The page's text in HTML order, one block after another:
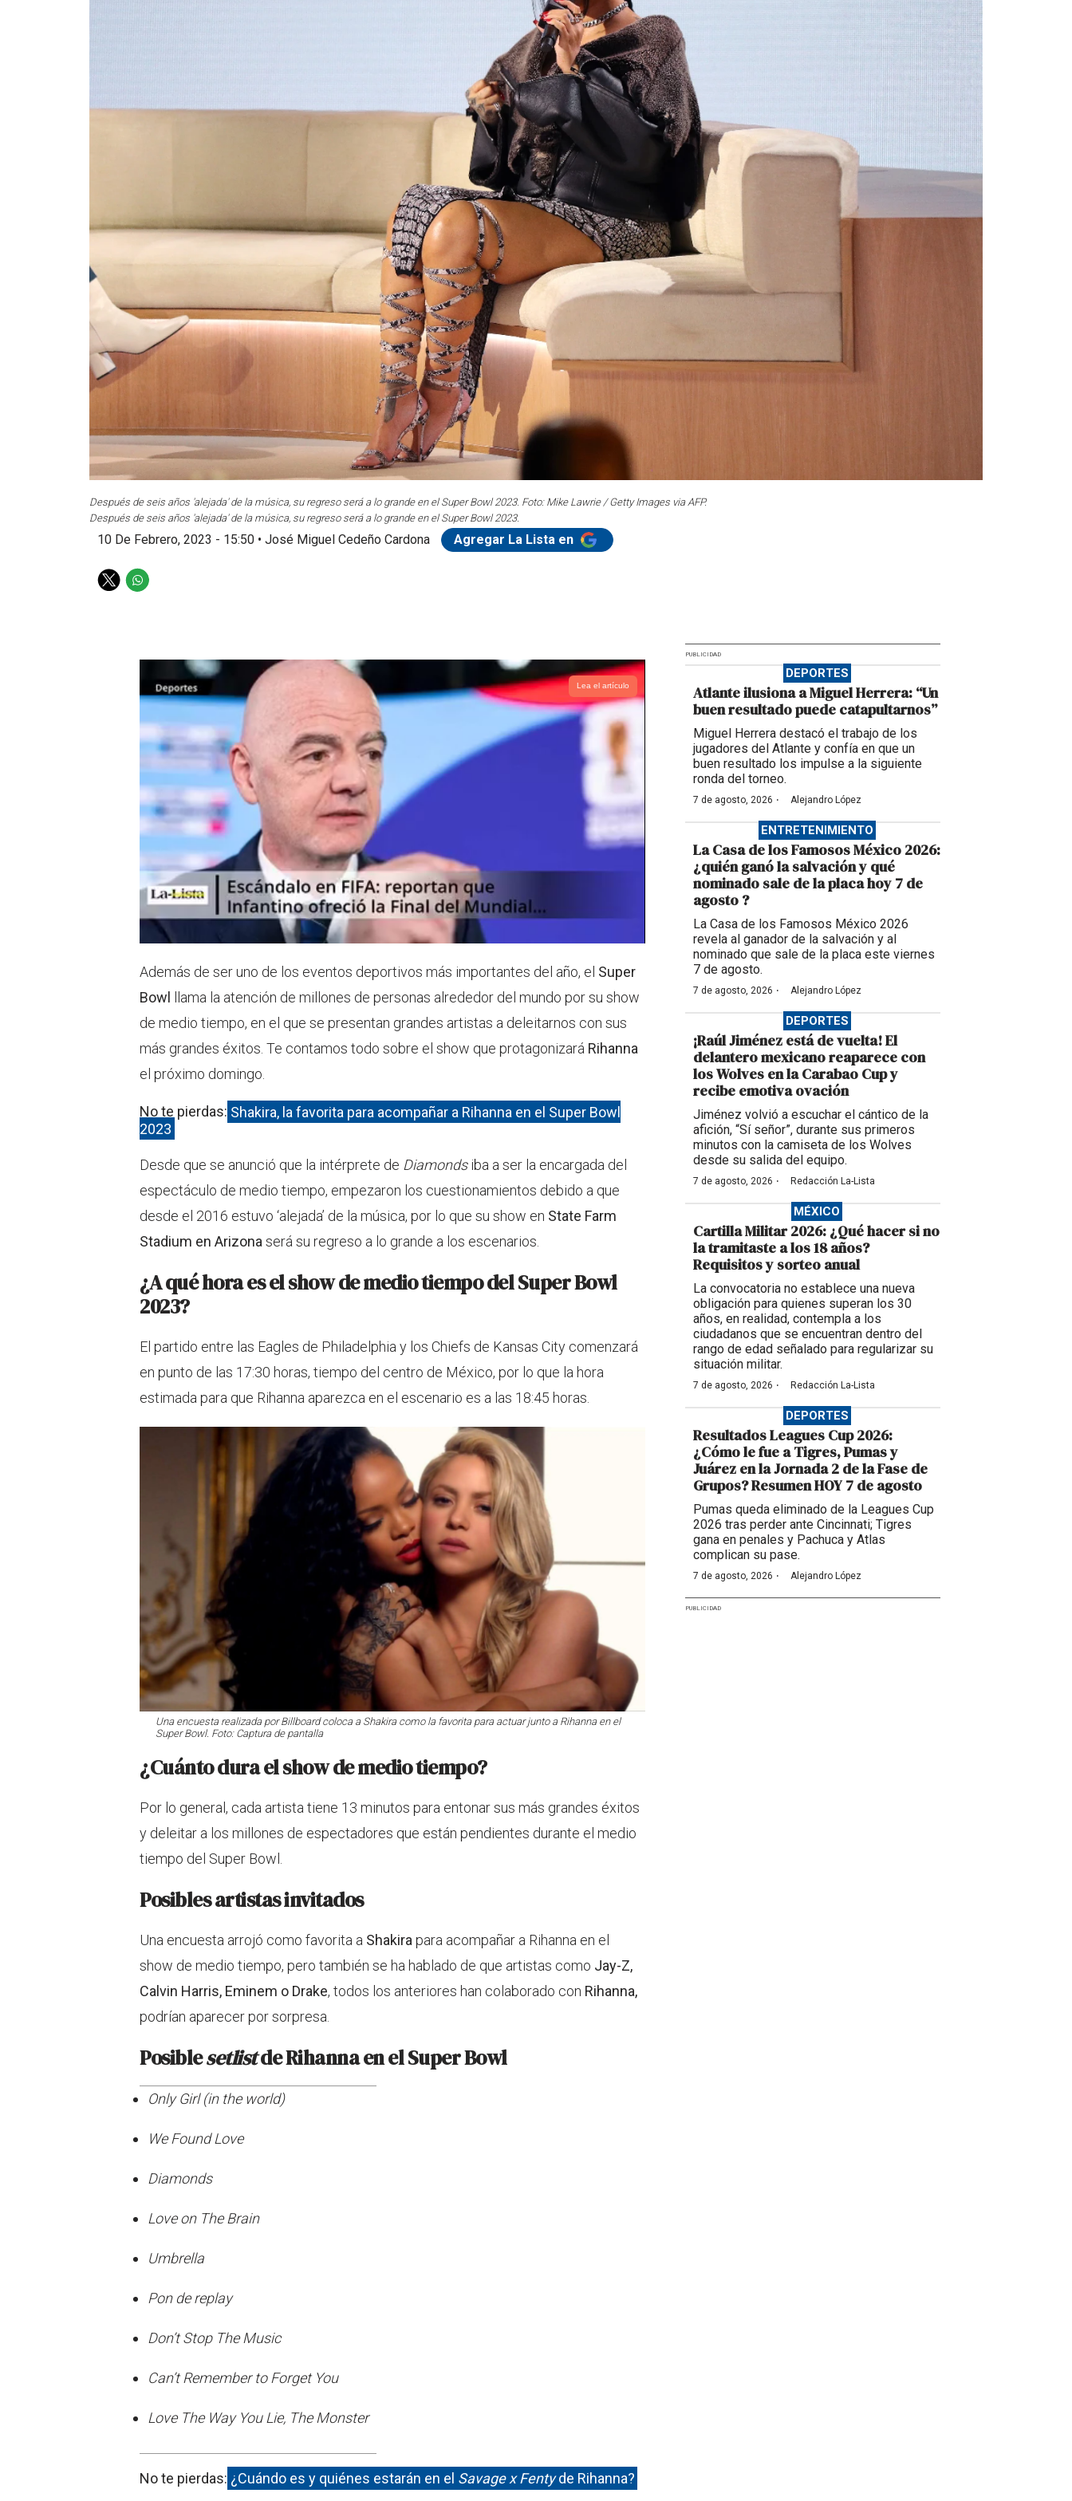
Después de seis años 'alejada' de la música, su regreso será a lo grande en el Super Bowl 2023. Foto: Mike Lawrie / Getty Images via AFP.
Después de seis años 'alejada' de la música, su regreso será a lo grande en el Super Bowl 2023.
10 De Febrero, 2023 - 15:50 • José Miguel Cedeño Cardona Agregar La Lista en
T
W
p
Lea el artículo
Además de ser uno de los eventos deportivos más importantes del año, el Super
Bowl
llama la atención de millones de personas alrededor del mundo por su show
de medio tiempo, en el que se presentan grandes artistas a deleitarnos con sus
más grandes éxitos. Te contamos todo sobre el show que protagonizará Rihanna
el próximo domingo.
No te pierdas: Shakira, la favorita para acompañar a Rihanna en el Super Bowl
2023
Desde que se anunció que la intérprete de Diamondsiba a ser la encargada del
espectáculo de medio tiempo, empezaron los cuestionamientos debido a que
desde el 2016 estuvo ‘alejada’ de la música, por lo que su show en State Farm
Stadium en Arizonaserá su regreso a lo grande a los escenarios.
¿A qué hora es el show de medio tiempo del Super Bowl
2023?
El partido entre las Eagles de Philadelphia y los Chiefs de Kansas City comenzará
en punto de las 17:30 horas, tiempo del centro de México, por lo que la hora
estimada para que Rihanna aparezca en el escenario es a las 18:45 horas.
Una encuesta realizada por Billboard coloca a Shakira como la favorita para actuar junto a Rihanna en el
Super Bowl. Foto: Captura de pantalla
¿Cuánto dura el show de medio tiempo?
Por lo general, cada artista tiene 13 minutos para entonar sus más grandes éxitos
y deleitar a los millones de espectadores que están pendientes durante el medio
tiempo del Super Bowl.
Posibles artistas invitados
Una encuesta arrojó como favorita a Shakira para acompañar a Rihanna en el
show de medio tiempo, pero también se ha hablado de que artistas como Jay-Z,
Calvin Harris, Eminem o Drake, todos los anteriores han colaborado con Rihanna,
podrían aparecer por sorpresa.
Posiblesetlistde Rihanna en el Super Bowl
Only Girl (in the world)
We Found Love
Diamonds
Love on The Brain
Umbrella
Pon de replay
Don’t Stop The Music
Can’t Remember to Forget You
Love The Way You Lie, The Monster
No te pierdas: ¿Cuándo es y quiénes estarán en el Savage x Fentyde Rihanna?
PUBLICIDAD
DEPORTES
Atlante ilusiona a Miguel Herrera: “Un
buen resultado puede catapultarnos”
Miguel Herrera destacó el trabajo de los
jugadores del Atlante y confía en que un
buen resultado los impulse a la siguiente
ronda del torneo.
7 de agosto, 2026 · Alejandro López
ENTRETENIMIENTO
La Casa de los Famosos México 2026:
¿quién ganó la salvación y qué
nominado sale de la placa hoy 7 de
agosto ?
La Casa de los Famosos México 2026
revela al ganador de la salvación y al
nominado que sale de la placa este viernes
7 de agosto.
7 de agosto, 2026 · Alejandro López
DEPORTES
¡Raúl Jiménez está de vuelta! El
delantero mexicano reaparece con
los Wolves en la Carabao Cup y
recibe emotiva ovación
Jiménez volvió a escuchar el cántico de la
afición, “Sí señor”, durante sus primeros
minutos con la camiseta de los Wolves
desde su salida del equipo.
7 de agosto, 2026 · Redacción La-Lista
MÉXICO
Cartilla Militar 2026: ¿Qué hacer si no
la tramitaste a los 18 años?
Requisitos y sorteo anual
La convocatoria no establece una nueva
obligación para quienes superan los 30
años, en realidad, contempla a los
ciudadanos que se encuentran dentro del
rango de edad señalado para regularizar su
situación militar.
7 de agosto, 2026 · Redacción La-Lista
DEPORTES
Resultados Leagues Cup 2026:
¿Cómo le fue a Tigres, Pumas y
Juárez en la Jornada 2 de la Fase de
Grupos? Resumen HOY 7 de agosto
Pumas queda eliminado de la Leagues Cup
2026 tras perder ante Cincinnati; Tigres
gana en penales y Pachuca y Atlas
complican su pase.
7 de agosto, 2026 · Alejandro López
PUBLICIDAD